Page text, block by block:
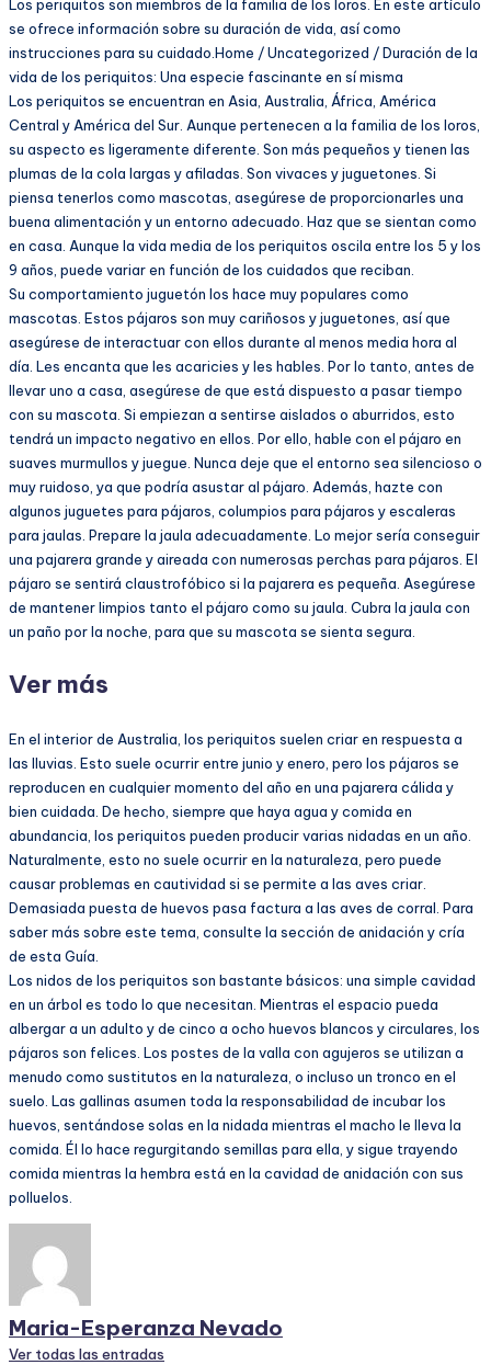
Los periquitos son miembros de la familia de los loros. En este artículo
se ofrece información sobre su duración de vida, así como
instrucciones para su cuidado.Home / Uncategorized / Duración de la
vida de los periquitos: Una especie fascinante en sí misma
Los periquitos se encuentran en Asia, Australia, África, América
Central y América del Sur. Aunque pertenecen a la familia de los loros,
su aspecto es ligeramente diferente. Son más pequeños y tienen las
plumas de la cola largas y afiladas. Son vivaces y juguetones. Si
piensa tenerlos como mascotas, asegúrese de proporcionarles una
buena alimentación y un entorno adecuado. Haz que se sientan como
en casa. Aunque la vida media de los periquitos oscila entre los 5 y los
9 años, puede variar en función de los cuidados que reciban.
Su comportamiento juguetón los hace muy populares como
mascotas. Estos pájaros son muy cariñosos y juguetones, así que
asegúrese de interactuar con ellos durante al menos media hora al
día. Les encanta que les acaricies y les hables. Por lo tanto, antes de
llevar uno a casa, asegúrese de que está dispuesto a pasar tiempo
con su mascota. Si empiezan a sentirse aislados o aburridos, esto
tendrá un impacto negativo en ellos. Por ello, hable con el pájaro en
suaves murmullos y juegue. Nunca deje que el entorno sea silencioso o
muy ruidoso, ya que podría asustar al pájaro. Además, hazte con
algunos juguetes para pájaros, columpios para pájaros y escaleras
para jaulas. Prepare la jaula adecuadamente. Lo mejor sería conseguir
una pajarera grande y aireada con numerosas perchas para pájaros. El
pájaro se sentirá claustrofóbico si la pajarera es pequeña. Asegúrese
de mantener limpios tanto el pájaro como su jaula. Cubra la jaula con
un paño por la noche, para que su mascota se sienta segura.
Ver más
En el interior de Australia, los periquitos suelen criar en respuesta a
las lluvias. Esto suele ocurrir entre junio y enero, pero los pájaros se
reproducen en cualquier momento del año en una pajarera cálida y
bien cuidada. De hecho, siempre que haya agua y comida en
abundancia, los periquitos pueden producir varias nidadas en un año.
Naturalmente, esto no suele ocurrir en la naturaleza, pero puede
causar problemas en cautividad si se permite a las aves criar.
Demasiada puesta de huevos pasa factura a las aves de corral. Para
saber más sobre este tema, consulte la sección de anidación y cría
de esta Guía.
Los nidos de los periquitos son bastante básicos: una simple cavidad
en un árbol es todo lo que necesitan. Mientras el espacio pueda
albergar a un adulto y de cinco a ocho huevos blancos y circulares, los
pájaros son felices. Los postes de la valla con agujeros se utilizan a
menudo como sustitutos en la naturaleza, o incluso un tronco en el
suelo. Las gallinas asumen toda la responsabilidad de incubar los
huevos, sentándose solas en la nidada mientras el macho le lleva la
comida. Él lo hace regurgitando semillas para ella, y sigue trayendo
comida mientras la hembra está en la cavidad de anidación con sus
polluelos.
Maria-Esperanza Nevado
Ver todas las entradas